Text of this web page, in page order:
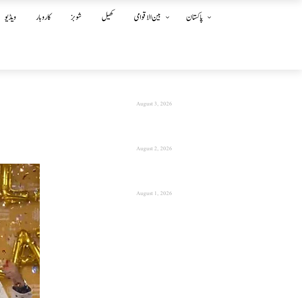
ویڈیو کاروبار شوبز کھیل بین الا قوامی پاکستان
August 3, 2026
August 2, 2026
August 1, 2026